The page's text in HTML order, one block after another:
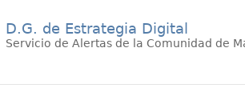
D.G. de Estrategia Digital
Servicio de Alertas de la Comunidad de